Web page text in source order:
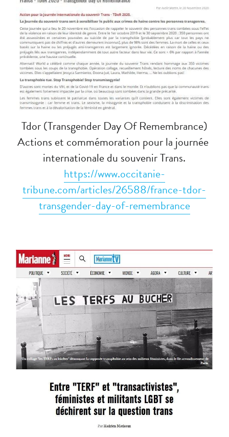
Tdor (Transgender Day Of Remembrance)
Actions et commémoration pour la journée
internationale du souvenir Trans.
https://www.occitanie-
tribune.com/articles/26588/france-tdor-
transgender-day-of-remembrance